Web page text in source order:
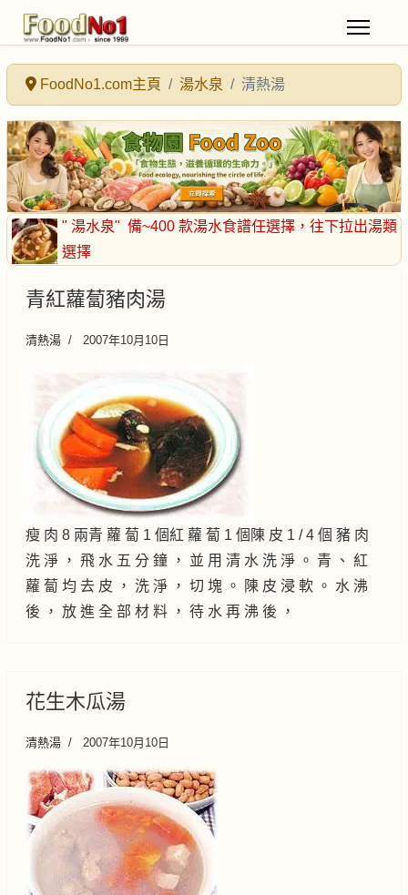
FoodNo1.com主頁 湯水泉 清熱湯
" 湯水泉" 備~400 款湯水食譜任選擇 ，往下拉出湯類
選擇
青紅蘿蔔豬肉湯
清熱湯 2007年10月10日
瘦 肉 8 兩青 蘿 蔔 1 個紅 蘿 蔔 1 個陳 皮 1 / 4 個 豬 肉
洗 淨 ， 飛 水 五 分 鐘 ， 並 用 清 水 洗 淨 。 青 、 紅
蘿 蔔 均 去 皮 ， 洗 淨 ， 切 塊 。 陳 皮 浸 軟 。 水 沸
後 ， 放 進 全 部 材 料 ， 待 水 再 沸 後 ，
花生木瓜湯
清熱湯 2007年10月10日